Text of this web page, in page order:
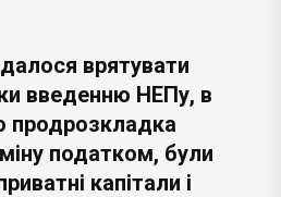
врятувати
введенню НЕПу, в
продрозкладка
податком, були
капітали і